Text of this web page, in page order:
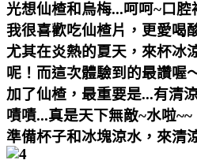
光想仙楂和烏梅...呵呵~口
我很喜歡吃仙楂片，更愛喝
尤其在炎熱的夏天，來杯冰
呢！而這次體驗到的最讚喔
加了仙楂，最重要是...有清
嘖嘖...真是天下無敵~水啦~~
準備杯子和冰塊涼水，來清